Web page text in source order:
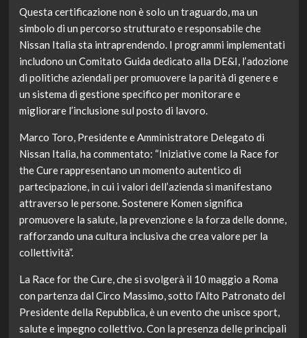
Questa certificazione non è solo un traguardo, ma un
simbolo di un percorso strutturato e responsabile che
Nissan Italia sta intraprendendo. I programmi implementati
includono un Comitato Guida dedicato alla DE&I, l’adozione
di politiche aziendali per promuovere la parità di genere e
un sistema di gestione specifico per monitorare e
migliorare l’inclusione sul posto di lavoro.
Marco Toro, Presidente e Amministratore Delegato di
Nissan Italia, ha commentato: “Iniziative come la Race for
the Cure rappresentano un momento autentico di
partecipazione, in cui i valori dell’azienda si manifestano
attraverso le persone. Sostenere Komen significa
promuovere la salute, la prevenzione e la forza delle donne,
rafforzando una cultura inclusiva che crea valore per la
collettività”.
La Race for the Cure, che si svolgerà il 10 maggio a Roma
con partenza dal Circo Massimo, sotto l’Alto Patronato del
Presidente della Repubblica, è un evento che unisce sport,
salute e impegno collettivo. Con la presenza delle principali